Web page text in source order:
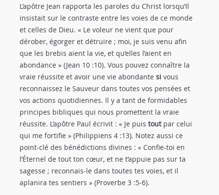
L’apôtre Jean rapporta les paroles du Christ lorsqu’Il
insistait sur le contraste entre les voies de ce monde
et celles de Dieu. « Le voleur ne vient que pour
dérober, égorger et détruire ; moi, je suis venu afin
que les brebis aient la vie, et qu’elles l’aient en
abondance » (Jean 10 :10). Vous pouvez connaître la
vraie réussite et avoir une vie abondante si vous
reconnaissez le Sauveur dans toutes vos pensées et
vos actions quotidiennes. Il y a tant de formidables
principes bibliques qui nous promettent la vraie
réussite. L’apôtre Paul écrivit : « Je puis toutpar celui
qui me fortifie » (Philippiens 4 :13). Notez aussi ce
point-clé des bénédictions divines : « Confie-toi en
l’Éternel de tout ton cœur, et ne t’appuie pas sur ta
sagesse ; reconnais-le dans toutes tes voies, et il
aplanira tes sentiers » (Proverbe 3 :5-6).